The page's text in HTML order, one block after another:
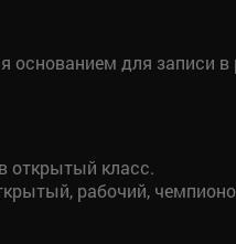
для записи в
открытый класс.
рабочий,